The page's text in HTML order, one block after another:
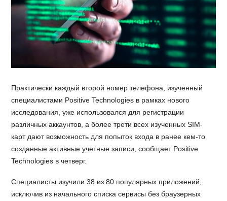
Практически каждый второй номер телефона, изученный
специалистами Positive Technologies в рамках нового
исследования, уже использовался для регистрации
различных аккаунтов, а более трети всех изученных SIM-
карт дают возможность для попыток входа в ранее кем-то
созданные активные учетные записи, сообщает Positive
Technologies в четверг.
Специалисты изучили 38 из 80 популярных приложений,
исключив из начального списка сервисы без браузерных